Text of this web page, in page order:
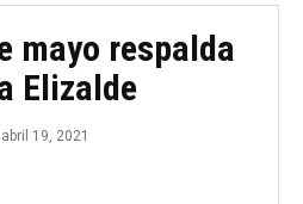
mayo respalda
Elizalde
abril 19, 2021